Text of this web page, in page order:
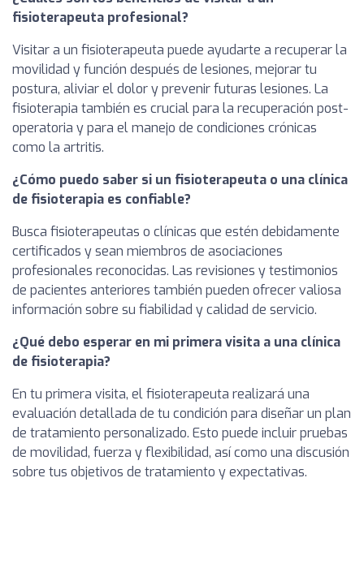
fisioterapeuta profesional?
Visitar a un fisioterapeuta puede ayudarte a recuperar la
movilidad y función después de lesiones, mejorar tu
postura, aliviar el dolor y prevenir futuras lesiones. La
fisioterapia también es crucial para la recuperación post-
operatoria y para el manejo de condiciones crónicas
como la artritis.
¿Cómo puedo saber si un fisioterapeuta o una clínica
de fisioterapia es confiable?
Busca fisioterapeutas o clínicas que estén debidamente
certificados y sean miembros de asociaciones
profesionales reconocidas. Las revisiones y testimonios
de pacientes anteriores también pueden ofrecer valiosa
información sobre su fiabilidad y calidad de servicio.
¿Qué debo esperar en mi primera visita a una clínica
de fisioterapia?
En tu primera visita, el fisioterapeuta realizará una
evaluación detallada de tu condición para diseñar un plan
de tratamiento personalizado. Esto puede incluir pruebas
de movilidad, fuerza y flexibilidad, así como una discusión
sobre tus objetivos de tratamiento y expectativas.